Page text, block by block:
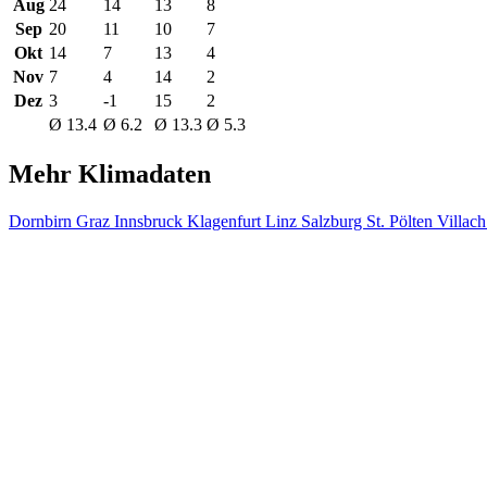
Aug 24 14 13
8
Sep 20 11 10
7
Okt 14 7 13
4
Nov 7 4 14
2
Dez 3 -1 15
2
Ø 13.4 Ø 6.2 Ø 13.3 Ø 5.3
Mehr Klimadaten
Dornbirn Graz Innsbruck Klagenfurt Linz Salzburg St. Pölten Villach